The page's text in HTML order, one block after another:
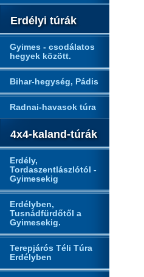
Erdélyi túrák
Gyimes - csodálatos
hegyek között.
Bihar-hegység, Pádis
Radnai-havasok túra
4x4-kaland-túrák
Erdély,
Tordaszentlászlótól -
Gyimesekig
Erdélyben,
Tusnádfürdőtől a
Gyimesekig.
Terepjárós Téli Túra
Erdélyben